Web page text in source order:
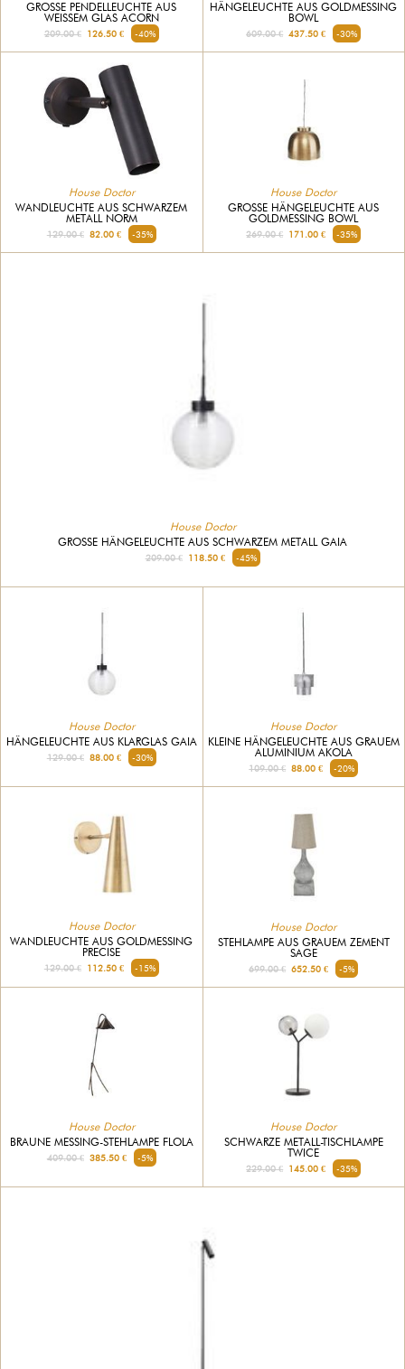
GROSSE PENDELLEUCHTE AUS W
EISSEM GLAS ACORN
209.00 €126.50 € -40%
HÄNGELEUCHTE AUS GOLDMESSING
BOWL
609.00 € 437.50 € -30%
House Doctor
WANDLEUCHTE AUS SCHWARZEM
METALL NORM
129.00 €82.00 € -35%
House Doctor
GROSSE HÄNGELEUCHTE AUS G
OLDMESSING BOWL
269.00 € 171.00 € -35%
House Doctor
GROSSE HÄNGELEUCHTE AUS SCHWARZEM METALL GAIA
209.00 €118.50 € -45%
House Doctor
HÄNGELEUCHTE AUS KLARGLAS GAIA
129.00 €88.00 € -30%
House Doctor
KLEINE HÄNGELEUCHTE AUS GRAUEM
ALUMINIUM AKOLA
109.00 € 88.00 € -20%
House Doctor
WANDLEUCHTE AUS GOLDMESSING
PRECISE
129.00 €112.50 € -15%
House Doctor
STEHLAMPE AUS GRAUEM ZEMENT
SAGE
699.00 € 652.50 € -5%
House Doctor
BRAUNE MESSING-STEHLAMPE FLOLA
409.00 €385.50 € -5%
House Doctor
SCHWARZE METALL-TISCHLAMPE
TWICE
229.00 € 145.00 € -35%